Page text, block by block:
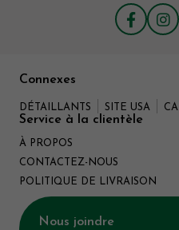
Connexes
DÉTAILLANTS SITE USA
Service à la clientèle
À PROPOS
CONTACTEZ-NOUS
POLITIQUE DE LIVRAISON
Nous joindre